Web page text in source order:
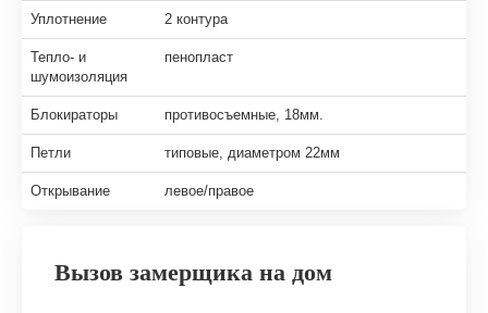
Уплотнение 2 контура
Тепло- и
шумоизоляция
пенопласт
Блокираторы противосъемные, 18мм.
Петли типовые, диаметром 22мм
Открывание левое/правое
Вызов замерщика на дом